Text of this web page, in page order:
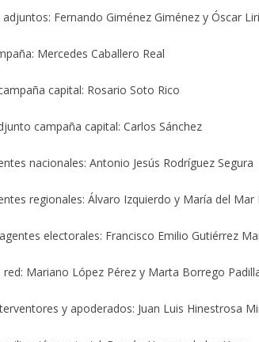
Fernando Giménez Giménez y Óscar
Mercedes Caballero Real
capital: Rosario Soto Rico
campaña capital: Carlos Sánchez
nacionales: Antonio Jesús Rodríguez Segura
regionales: Álvaro Izquierdo y María del Mar
electorales: Francisco Emilio Gutiérrez
red: Mariano López Pérez y Marta Borrego
y apoderados: Juan Luis Hinestrosa